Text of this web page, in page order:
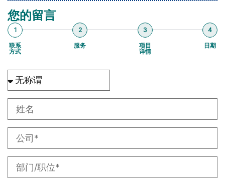
您的留言
1
联系
方式
2
服务
3
项目
详情
4
日期